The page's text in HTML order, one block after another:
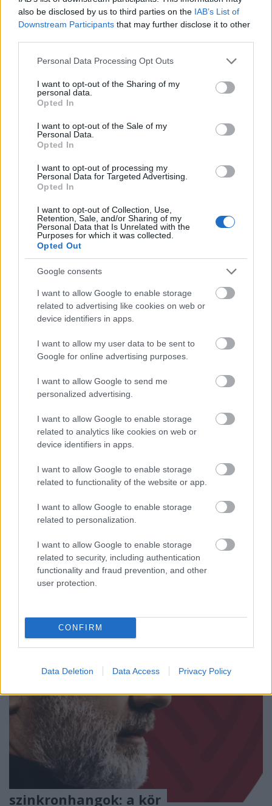
also be disclosed by us to third parties on the IAB’s List of
Downstream Participants that may further disclose it to other
Please note that this website/app uses one or more Google
not limited to your visit or usage behaviour. You may click to
grant or deny consent to Google and its third-party tags to
use your data for below specified purposes in below Google
consent section.
Personal Data Processing Opt Outs
I want to opt-out of the Sharing of my
personal data.
Opted In
I want to opt-out of the Sale of my
Personal Data.
Opted In
I want to opt-out of processing my
Personal Data for Targeted Advertising.
Opted In
I want to opt-out of Collection, Use,
Retention, Sale, and/or Sharing of my
Personal Data that Is Unrelated with the
Purposes for which it was collected.
Opted Out
Google consents
I want to allow Google to enable storage
related to advertising like cookies on web or
device identifiers in apps.
I want to allow my user data to be sent to
Google for online advertising purposes.
I want to allow Google to send me
personalized advertising.
I want to allow Google to enable storage
related to analytics like cookies on web or
device identifiers in apps.
I want to allow Google to enable storage
related to functionality of the website or app.
I want to allow Google to enable storage
related to personalization.
I want to allow Google to enable storage
related to security, including authentication
functionality and fraud prevention, and other
user protection.
CONFIRM
Data Deletion Data Access Privacy Policy
szinkronhangok: kingsman - az
aranykör
A Kingsman: A titkos szolgálat még emészthető
sztármennyiséggel zsonglőrködött - nem volt tökély,
de nagy gubanc nem akadt a szinkronizált
változatában. A folytatás viszont úgy növelte az
ismert és sokat látott-hallott arcokat, hogy a léc
alaposan feljebb tolódott. Minden(ki) összejött?
szinkronhangok: terminátor 2 - az
ítélet napja 3D
Takács Máté•2017. augusztus 29.
Megígérte, hogy visszatér, és most tér vissza igazán,
méghozzá térhatásban. A '90-es évek egyik
mozikban és emlékeztet arra, hogyan is kell nyári
blockbustert csinálni. Hogyan kell háromdésíteni.
Na igen, meg arra, hogyan kell egy filmet
magyarra…
szinkronhangok: a kör